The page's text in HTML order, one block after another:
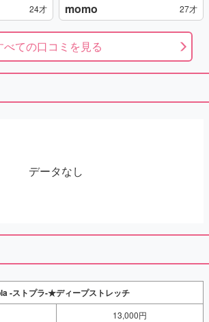
24才 momo 27才
べての口コミを見る
データなし
-ストプラ-★ディープストレッチ
13,000円